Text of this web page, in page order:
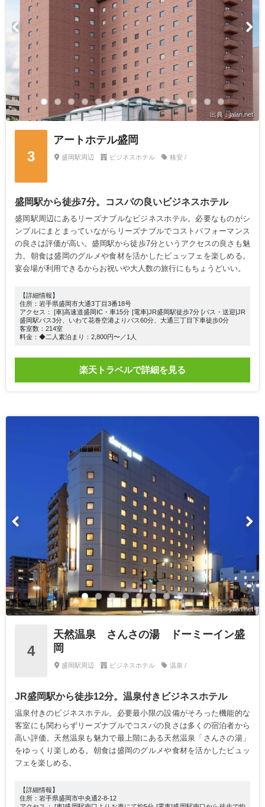
出典：jalan.net
3
アートホテル盛岡
盛岡駅周辺 ビジネスホテル 格安 /
盛岡駅から徒歩7分。コスパの良いビジネスホテル
盛岡駅周辺にあるリーズナブルなビジネスホテル。必要なものがシ
ンプルにまとまっていながらリーズナブルでコストパフォーマンス
の良さは評価が高い。盛岡駅から徒歩7分というアクセスの良さも魅
力。朝食は盛岡のグルメや食材を活かしたビュッフェを楽しめる。
宴会場が利用できるからお祝いや大人数の旅行にもちょうどいい。
【詳細情報】
住所：岩手県盛岡市大通3丁目3番18号
アクセス： [車]高速道盛岡IC・車15分 [電車]JR盛岡駅徒歩7分 [バス・送迎]JR
盛岡駅バス3分、いわて花巻空港よりバス60分、大通三丁目下車徒歩0分
客室数：214室
料金：◆二人素泊まり：2,800円〜／1人
楽天トラベルで詳細を見る
出典：jalan.net
4
天然温泉 さんさの湯 ドーミーイン盛
岡
盛岡駅周辺 ビジネスホテル 温泉 /
JR盛岡駅から徒歩12分。温泉付きビジネスホテル
温泉付きのビジネスホテル。必要最小限の設備がそろった機能的な
客室にも関わらずリーズナブルでコスパの良さは多くの宿泊者から
高い評価。天然温泉も魅力で最上階にある天然温泉「さんさの湯」
をゆっくり楽しめる。朝食は盛岡のグルメや食材を活かしたビュッ
フェを楽しめる。
【詳細情報】
住所：岩手県盛岡市中央通2-8-12